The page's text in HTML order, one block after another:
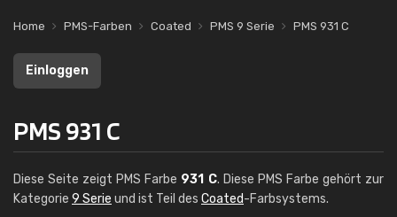
Home PMS-Farben Coated PMS 9 Serie PMS 931 C
Einloggen
PMS 931 C
Diese Seite zeigt PMS Farbe 931 C. Diese PMS Farbe gehört zur
Kategorie 9 Serie und ist Teil des Coated-Farbsystems.